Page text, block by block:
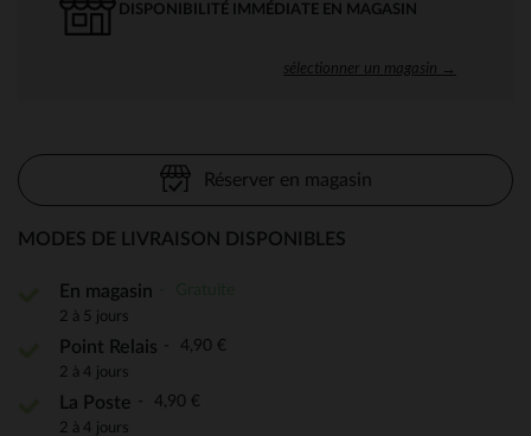
DISPONIBILITÉ IMMÉDIATE EN MAGASIN
sélectionner un magasin →
Réserver en magasin
MODES DE LIVRAISON DISPONIBLES
En magasin
2 à 5 jours
Point Relais 4,90 €
2 à 4 jours
La Poste 4,90 €
2 à 4 jours